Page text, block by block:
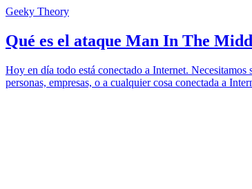
Geeky Theory
Qué es el ataque Man In The
Hoy en día todo está conectado a Internet.
personas, empresas, o a cualquier cosa conectada a